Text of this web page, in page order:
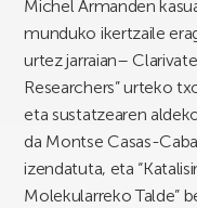
Michel Armanden
munduko ikertzaile
urtez jarraian–
Researchers” urteko
eta sustatzearen
da Montse Casas-
izendatuta, eta
Molekularreko Talde”